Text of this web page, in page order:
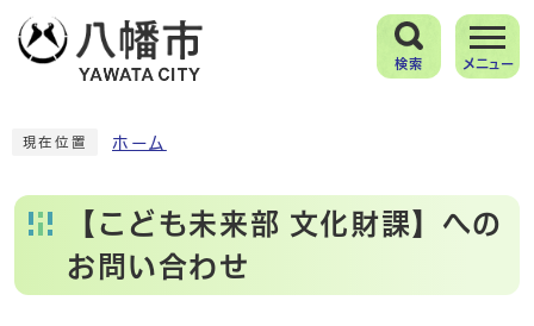
検索 メニュー
現在位置 ホーム
【こども未来部 文化財課】への
お問い合わせ